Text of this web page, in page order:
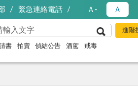
緊急連絡電話 Ａ- Ａ
書 拍賣 偵結公告 酒駕 戒毒